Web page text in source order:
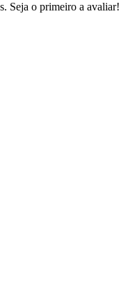
Seja o primeiro a avaliar!